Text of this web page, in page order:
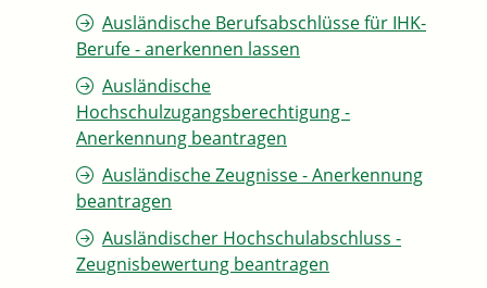
Ausländische Berufsabschlüsse für IHK-
Berufe - anerkennen lassen
Ausländische
Hochschulzugangsberechtigung -
Anerkennung beantragen
Ausländische Zeugnisse - Anerkennung
beantragen
Ausländischer Hochschulabschluss -
Zeugnisbewertung beantragen